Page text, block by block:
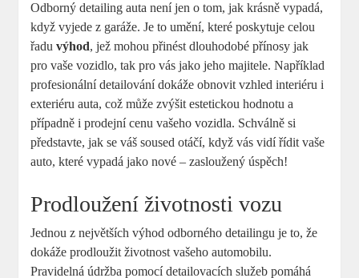
Odborný detailing auta ⁤není jen‌ o tom, jak krásně vypadá,
když vyjede z garáže. Je to umění, které poskytuje‌ celou⁤
řaduvýhod, ⁣jež mohou přinést dlouhodobé přínosy jak
pro vaše vozidlo, tak ‍pro vás jako ⁣jeho majitele. Například
profesionální detailování dokáže obnovit vzhled interiéru i
exteriéru auta,⁤ což může zvýšit estetickou hodnotu ‍a
případně i prodejní cenu⁢ vašeho vozidla. Schválně si
představte, jak se váš soused otáčí, když vás vidí řídit vaše
auto, které vypadá jako nové –⁤ zasloužený úspěch!
Prodloužení životnosti vozu
Jednou z největších výhod odborného detailingu​ je to, že‌
dokáže prodloužit životnost vašeho automobilu.
Pravidelná údržba pomocí ‍detailovacích služeb pomáhá